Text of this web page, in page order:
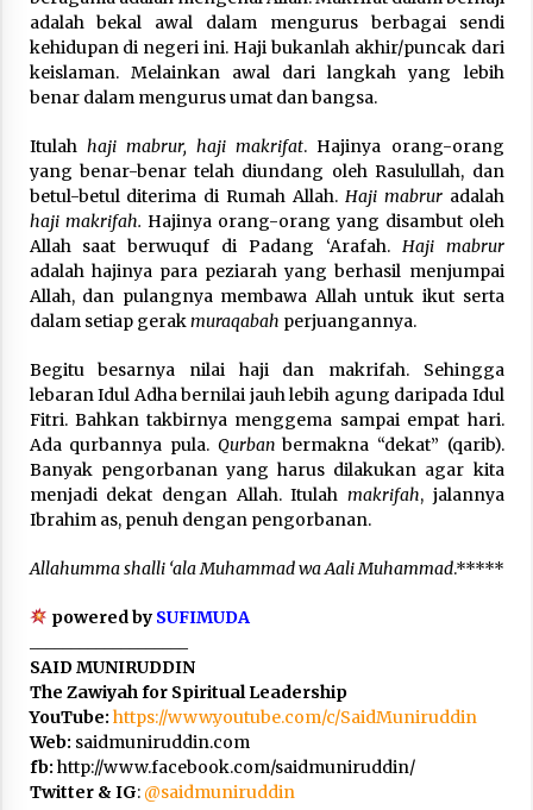
adalah bekal awal dalam mengurus berbagai sendi
kehidupan di negeri ini. Haji bukanlah akhir/puncak dari
keislaman. Melainkan awal dari langkah yang lebih
benar dalam mengurus umat dan bangsa.
Itulah haji mabrur, haji makrifat. Hajinya orang-orang
yang benar-benar telah diundang oleh Rasulullah, dan
betul-betul diterima di Rumah Allah. Haji mabruradalah
haji makrifah. Hajinya orang-orang yang disambut oleh
Allah saat berwuquf di Padang ‘Arafah. Haji mabrur
adalah hajinya para peziarah yang berhasil menjumpai
Allah, dan pulangnya membawa Allah untuk ikut serta
dalam setiap gerakmuraqabah perjuangannya.
Begitu besarnya nilai haji dan makrifah. Sehingga
lebaran Idul Adha bernilai jauh lebih agung daripada Idul
Fitri. Bahkan takbirnya menggema sampai empat hari.
Ada qurbannya pula. Qurbanbermakna “dekat” (qarib).
Banyak pengorbanan yang harus dilakukan agar kita
menjadi dekat dengan Allah. Itulah makrifah, jalannya
Ibrahim as, penuh dengan pengorbanan.
Allahumma shalli ‘ala Muhammad wa Aali Muhammad.*****
powered by SUFIMUDA
SAID MUNIRUDDIN
The Zawiyah for Spiritual Leadership
YouTube: https://www.youtube.com/c/SaidMuniruddin
Web: saidmuniruddin.com
fb: http://www.facebook.com/saidmuniruddin/
Twitter & IG: @saidmuniruddin